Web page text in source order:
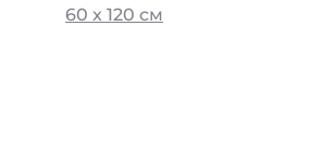
60 x 120 см